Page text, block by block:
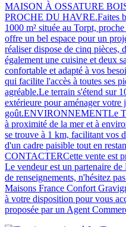
MAISON À OSSATURE
PROCHE DU HAVRE.Faites
1000 m² située au Torpt,
offre un bel espace pour un
réaliser dispose de cinq pièces,
également une cuisine et deux
confortable et adapté à vos
qui facilite l'accès à toutes ses
agréable.Le terrain s'étend sur
extérieure pour aménager votre
goût.ENVIRONNEMENTLe
à proximité de la mer et à
se trouve à 1 km, facilitant vos
d'un cadre paisible tout en
CONTACTERCette vente est
Le vendeur est un partenaire
de renseignements, n'hésitez
Maisons France Confort
à votre disposition pour vous
proposée par un Agent